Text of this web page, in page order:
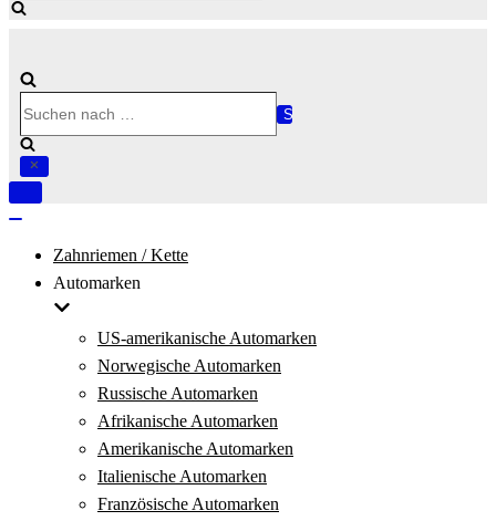
nach …
Navigation
Zahnriemen / Kette
Automarken
US-amerikanische Automarken
Norwegische Automarken
Russische Automarken
Afrikanische Automarken
Amerikanische Automarken
Italienische Automarken
Französische Automarken